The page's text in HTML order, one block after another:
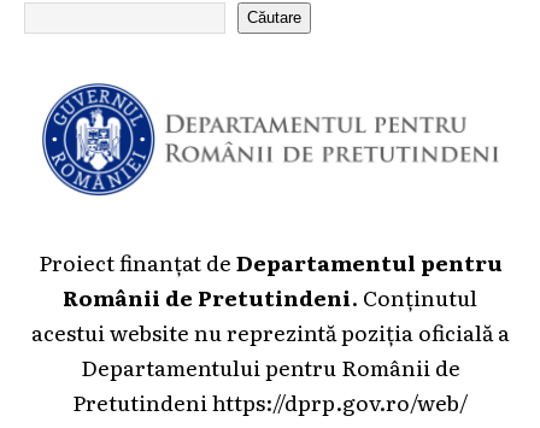
Căutare
Proiect finanțat deDepartamentul pentru
Românii de Pretutindeni. Conținutul
acestui website nu reprezintă poziția oficială a
Departamentului pentru Românii de
Pretutindeni https://dprp.gov.ro/web/